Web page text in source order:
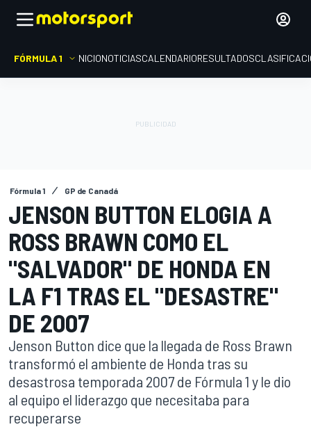
FÓRMULA 1 INICIONOTICIASCALENDARIORESULTADOS
Fórmula 1 GP de Canadá
JENSON BUTTON ELOGIA A
ROSS BRAWN COMO EL
"SALVADOR" DE HONDA EN
LA F1 TRAS EL "DESASTRE"
DE 2007
Jenson Button dice que la llegada de Ross Brawn
transformó el ambiente de Honda tras su
desastrosa temporada 2007 de Fórmula 1 y le dio
al equipo el liderazgo que necesitaba para
recuperarse